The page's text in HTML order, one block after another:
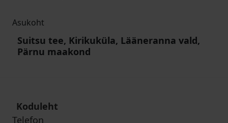
Asukoht
Suitsu tee, Kirikuküla, Lääneranna vald,
Pärnu maakond
Koduleht
Telefon